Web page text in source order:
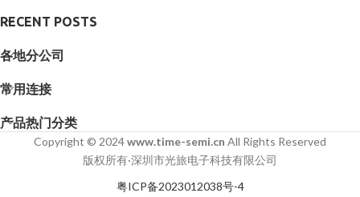
RECENT POSTS
各地分公司
常用连接
产品热门分类
Copyright © 2024www.time-semi.cn All Rights Reserved
版权所有·深圳市光旅电子科技有限公司
粤ICP备2023012038号-4